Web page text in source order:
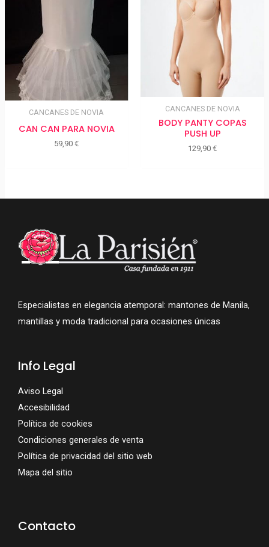
CANCANES DE NOVIA
CAN CAN PARA NOVIA
59,90€
CANCANES DE NOVIA
BODY PANTY COPAS
PUSH UP
129,90€
Especialistas en elegancia atemporal: mantones de Manila,
mantillas y moda tradicional para ocasiones únicas
Info Legal
Aviso Legal
Accesibilidad
Política de cookies
Condiciones generales de venta
Política de privacidad del sitio web
Mapa del sitio
Contacto